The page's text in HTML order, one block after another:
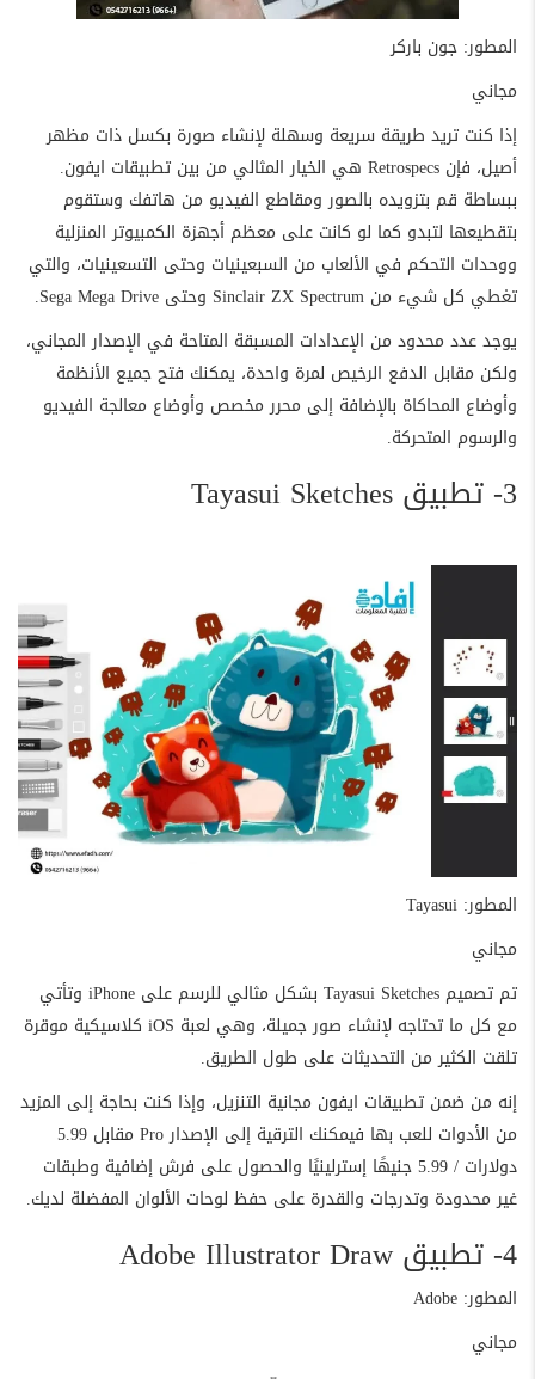
المطور: جون باركر
مجاني
إذا كنت تريد طريقة سريعة وسهلة لإنشاء صورة بكسل ذات مظهر
أصيل، فإن Retrospecs هي الخيار المثالي من بين تطبيقات ايفون.
ببساطة قم بتزويده بالصور ومقاطع الفيديو من هاتفك وستقوم
بتقطيعها لتبدو كما لو كانت على معظم أجهزة الكمبيوتر المنزلية
ووحدات التحكم في الألعاب من السبعينيات وحتى التسعينيات، والتي
تغطي كل شيء من Sinclair ZX Spectrum وحتى Sega Mega Drive.
يوجد عدد محدود من الإعدادات المسبقة المتاحة في الإصدار المجاني،
ولكن مقابل الدفع الرخيص لمرة واحدة، يمكنك فتح جميع الأنظمة
وأوضاع المحاكاة بالإضافة إلى محرر مخصص وأوضاع معالجة الفيديو
والرسوم المتحركة.
3- تطبيق Tayasui Sketches
المطور: Tayasui
مجاني
تم تصميم Tayasui Sketches بشكل مثالي للرسم على iPhone وتأتي
مع كل ما تحتاجه لإنشاء صور جميلة، وهي لعبة iOS كلاسيكية موقرة
تلقت الكثير من التحديثات على طول الطريق.
إنه من ضمن تطبيقات ايفون مجانية التنزيل، وإذا كنت بحاجة إلى المزيد
من الأدوات للعب بها فيمكنك الترقية إلى الإصدار Pro مقابل 5.99
دولارات / 5.99 جنيهًا إسترلينيًا والحصول على فرش إضافية وطبقات
غير محدودة وتدرجات والقدرة على حفظ لوحات الألوان المفضلة لديك.
4- تطبيق Adobe Illustrator Draw
المطور: Adobe
مجاني